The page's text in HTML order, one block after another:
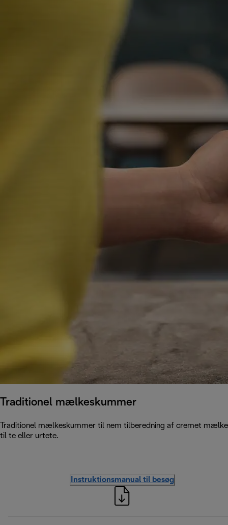
Traditionel mælkeskummer
Traditionel mælkeskummer til nem tilberedning af cremet
til te eller urtete.
Instruktionsmanual til besøg